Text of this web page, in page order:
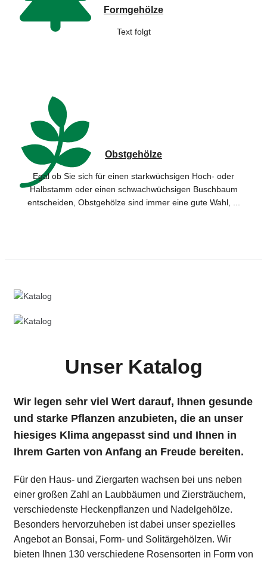
Formgehölze
Text folgt
Obstgehölze
Egal ob Sie sich für einen starkwüchsigen Hoch- oder
Halbstamm oder einen schwachwüchsigen Buschbaum
entscheiden, Obstgehölze sind immer eine gute Wahl, ...
Unser Katalog
Wir legen sehr viel Wert darauf, Ihnen gesunde
und starke Pflanzen anzubieten, die an unser
hiesiges Klima angepasst sind und Ihnen in
Ihrem Garten von Anfang an Freude bereiten.
Für den Haus- und Ziergarten wachsen bei uns neben
einer großen Zahl an Laubbäumen und Ziersträuchern,
verschiedenste Heckenpflanzen und Nadelgehölze.
Besonders hervorzuheben ist dabei unser spezielles
Angebot an Bonsai, Form- und Solitärgehölzen. Wir
bieten Ihnen 130 verschiedene Rosensorten in Form von